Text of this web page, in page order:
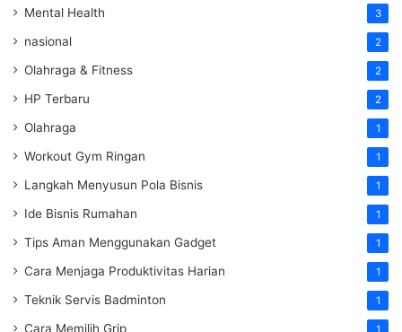
Mental Health 3
nasional 2
Olahraga & Fitness 2
HP Terbaru 2
Olahraga 1
Workout Gym Ringan 1
Langkah Menyusun Pola Bisnis 1
Ide Bisnis Rumahan 1
Tips Aman Menggunakan Gadget 1
Cara Menjaga Produktivitas Harian 1
Teknik Servis Badminton 1
Cara Memilih Grip 1